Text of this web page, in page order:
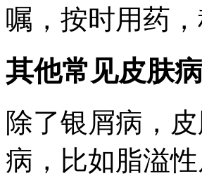
嘱，按时用药
其他常见皮肤
除了银屑病，
病，比如脂溢